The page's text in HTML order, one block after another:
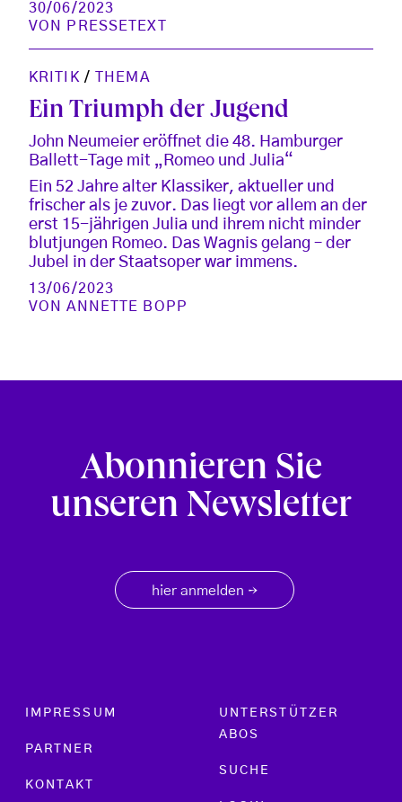
30/06/2023
VON
PRESSETEXT
KRITIK/ THEMA
Ein Triumph der Jugend
John Neumeier eröffnet die 48. Hamburger
Ballett-Tage mit „Romeo und Julia“
Ein 52 Jahre alter Klassiker, aktueller und
frischer als je zuvor. Das liegt vor allem an der
erst 15-jährigen Julia und ihrem nicht minder
blutjungen Romeo. Das Wagnis gelang – der
Jubel in der Staatsoper war immens.
13/06/2023
VONANNETTE BOPP
Abonnieren Sie
unseren Newsletter
hier anmelden →
Footer menu
IMPRESSUM
PARTNER
KONTAKT
UNTERSTÜTZER
ABOS
SUCHE